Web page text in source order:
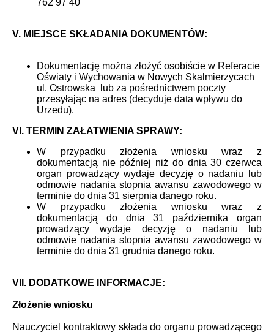
762 97 40
V. MIEJSCE SKŁADANIA DOKUMENTÓW:
Dokumentację można złożyć osobiście w Referacie
Oświaty i Wychowania w Nowych Skalmierzycach
ul. Ostrowska lub za pośrednictwem poczty
przesyłając na adres (decyduje data wpływu do
Urzedu).
VI. TERMIN ZAŁATWIENIA SPRAWY:
W przypadku złożenia wniosku wraz z
dokumentacją nie później niż do dnia 30 czerwca
organ prowadzący wydaje decyzję o nadaniu lub
odmowie nadania stopnia awansu zawodowego w
terminie do dnia 31 sierpnia danego roku.
W przypadku złożenia wniosku wraz z
dokumentacją do dnia 31 października organ
prowadzący wydaje decyzję o nadaniu lub
odmowie nadania stopnia awansu zawodowego w
terminie do dnia 31 grudnia danego roku.
VII. DODATKOWE INFORMACJE:
Złożenie wniosku
Nauczyciel kontraktowy składa do organu prowadzącego